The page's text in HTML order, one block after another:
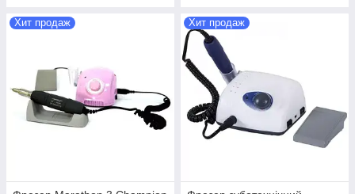
Хит продаж Хит продаж